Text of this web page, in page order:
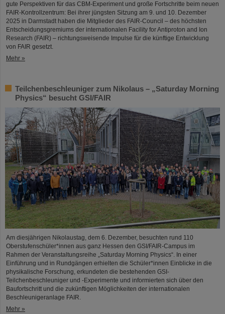
gute Perspektiven für das CBM-Experiment und große Fortschritte beim neuen
FAIR-Kontrollzentrum: Bei ihrer jüngsten Sitzung am 9. und 10. Dezember
2025 in Darmstadt haben die Mitglieder des FAIR-Council – des höchsten
Entscheidungsgremiums der internationalen Facility for Antiproton and Ion
Research (FAIR) – richtungsweisende Impulse für die künftige Entwicklung
von FAIR gesetzt.
Mehr »
Teilchenbeschleuniger zum Nikolaus – „Saturday Morning
Physics“ besucht GSI/FAIR
Am diesjährigen Nikolaustag, dem 6. Dezember, besuchten rund 110
Oberstufenschüler*innen aus ganz Hessen den GSI/FAIR-Campus im
Rahmen der Veranstaltungsreihe „Saturday Morning Physics“. In einer
Einführung und in Rundgängen erhielten die Schüler*innen Einblicke in die
physikalische Forschung, erkundeten die bestehenden GSI-
Teilchenbeschleuniger und -Experimente und informierten sich über den
Baufortschritt und die zukünftigen Möglichkeiten der internationalen
Beschleunigeranlage FAIR.
Mehr »